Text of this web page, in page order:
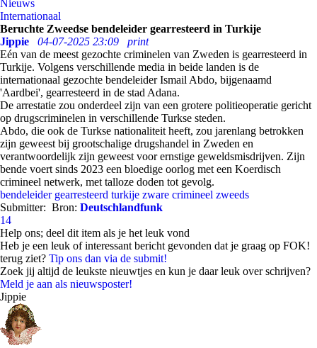
Nieuws
Internationaal
Beruchte Zweedse bendeleider gearresteerd in Turkije
Jippie
04-07-2025 23:09
print
Eén van de meest gezochte criminelen van Zweden is gearresteerd in
Turkije. Volgens verschillende media in beide landen is de
internationaal gezochte bendeleider Ismail Abdo, bijgenaamd
'Aardbei', gearresteerd in de stad Adana.
De arrestatie zou onderdeel zijn van een grotere politieoperatie gericht
op drugscriminelen in verschillende Turkse steden.
Abdo, die ook de Turkse nationaliteit heeft, zou jarenlang betrokken
zijn geweest bij grootschalige drugshandel in Zweden en
verantwoordelijk zijn geweest voor ernstige geweldsmisdrijven. Zijn
bende voert sinds 2023 een bloedige oorlog met een Koerdisch
crimineel netwerk, met talloze doden tot gevolg.
bendeleider gearresteerd turkije zware crimineel zweeds
Submitter: Bron: Deutschlandfunk
14
Help ons; deel dit item als je het leuk vond
Heb je een leuk of interessant bericht gevonden dat je graag op FOK!
terug ziet? Tip ons dan via de submit!
Zoek jij altijd de leukste nieuwtjes en kun je daar leuk over schrijven?
Meld je aan als nieuwsposter!
Jippie